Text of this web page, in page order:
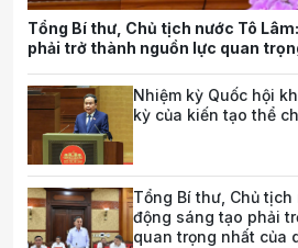
Tổng Bí thư, Chủ tịch nước Tô
phải trở thành nguồn lực quan
Nhiệm kỳ Quốc hội
kỳ của kiến tạo thể
Tổng Bí thư, Chủ tịch
động sáng tạo phải
quan trọng nhất của